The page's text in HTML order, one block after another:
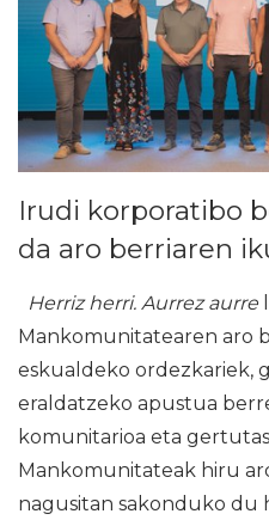
Irudi korporatibo
da aro berriaren
Herriz herri. Aurrez aurre
Mankomunitatearen aro
eskualdeko ordezkariek,
eraldatzeko apustua
komunitarioa eta
Mankomunitateak hiru
nagusitan sakonduko du